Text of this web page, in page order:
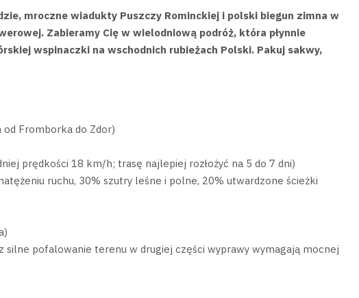
mroczne wiadukty Puszczy Rominckiej i polski biegun zimna w
Zabieramy Cię w wielodniową podróż, która płynnie
wspinaczki na wschodnich rubieżach Polski. Pakuj sakwy,
Fromborka do Zdor)
prędkości 18 km/h; trasę najlepiej rozłożyć na 5 do 7 dni)
ruchu, 30% szutry leśne i polne, 20% utwardzone ścieżki
silne pofalowanie terenu w drugiej części wyprawy wymagają mocnej